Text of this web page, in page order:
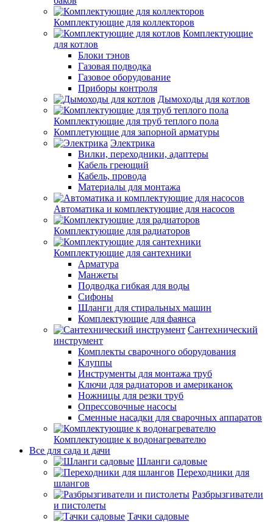
Комплектующие для коллекторов
Комплектующие
для котлов
Блоки тэнов
Газовая подводка
Газовое оборудование
Приборы контроля
Дымоходы для котлов
Комплектующие для труб теплого пола
Комплетующие для запорной арматуры
Электрика
Вилки, переходники, адаптеры
Кабель греющий
Кабель, провода
Материалы для монтажа
Автоматика и комплектующие для насосов
Комплектующие для радиаторов
Комплектующие для сантехники
Арматура
Манжеты
Подводка гибкая для воды
Сифоны
Шланги для стиральных машин
Комплектующие для фаянса
Сантехнический
инструмент
Комплекты сварочного оборудования
Клуппы
Инструменты для монтажа труб
Ключи для радиаторов и американок
Ножницы для резки труб
Опрессовочные насосы
Сменные насадки для сварочных аппаратов
Комплектующие к водонагревателю
Все для сада и дачи
Шланги садовые
Переходники для
шлангов
Разбрызгиватели
и пистолеты
Тачки садовые